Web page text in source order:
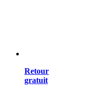
Retour
gratuit